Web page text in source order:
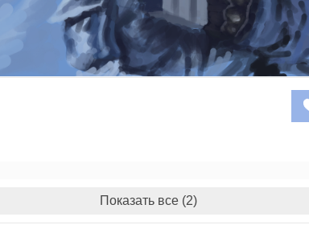
Показать все (2)